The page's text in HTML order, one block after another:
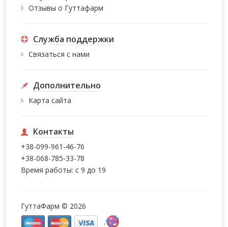
Отзывы о Гуттафарм
Служба поддержки
Связаться с нами
Дополнительно
Карта сайта
Контакты
+38-099-961-46-76
+38-068-785-33-78
Время работы: с 9 до 19
ГуттаФарм © 2026